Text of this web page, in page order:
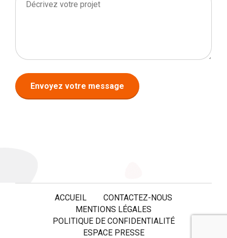
ACCUEIL
CONTACTEZ-NOUS
MENTIONS LÉGALES
POLITIQUE DE CONFIDENTIALITÉ
ESPACE PRESSE